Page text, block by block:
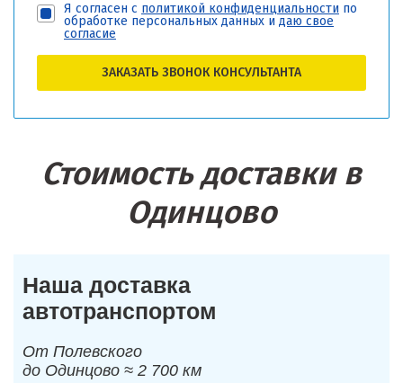
Я согласен с политикой конфиденциальности по
обработке персональных данных и даю свое
согласие
ЗАКАЗАТЬ ЗВОНОК КОНСУЛЬТАНТА
Стоимость доставки в
Одинцово
Наша доставка
автотранспортом
От Полевского
до Одинцово ≈ 2 700 км